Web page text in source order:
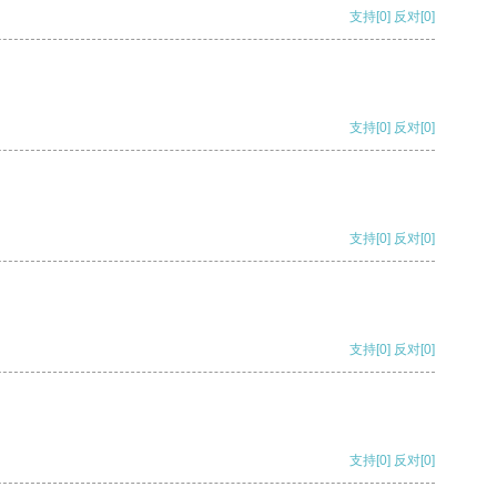
支持[0] 反对[0]
支持[0] 反对[0]
支持[0] 反对[0]
支持[0] 反对[0]
支持[0] 反对[0]